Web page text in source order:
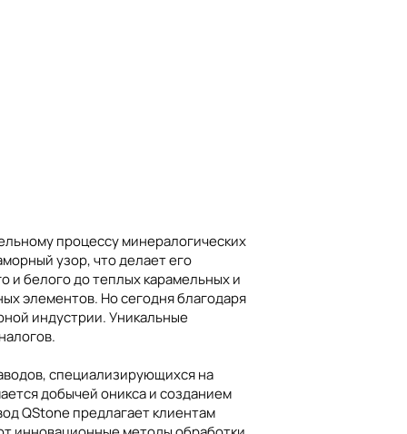
Казахстан Канада
процессу минералогических
узор, что делает его
и белого до теплых карамельных и
элементов. Но сегодня благодаря
индустрии. Уникальные
специализирующихся на
добычей оникса и созданием
QStone предлагает клиентам